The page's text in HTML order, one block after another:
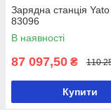
Зарядна станція
83096
В наявності
87 097,50 ₴ 110
Купити